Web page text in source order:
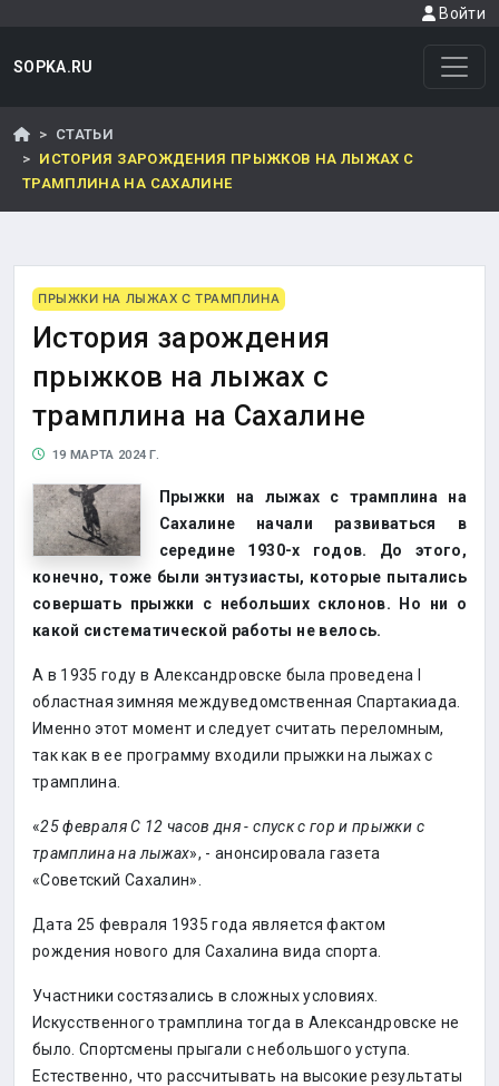
Войти
SOPKA.RU
СТАТЬИ
ИСТОРИЯ ЗАРОЖДЕНИЯ ПРЫЖКОВ НА ЛЫЖАХ С
ТРАМПЛИНА НА САХАЛИНЕ
ПРЫЖКИ НА ЛЫЖАХ С ТРАМПЛИНА
История зарождения
прыжков на лыжах с
трамплина на Сахалине
19 МАРТА 2024 Г.
Прыжки на лыжах с трамплина на
Сахалине начали развиваться в
середине 1930-х годов. До этого,
конечно, тоже были энтузиасты, которые пытались
совершать прыжки с небольших склонов. Но ни о
какой систематической работы не велось.
А в 1935 году в Александровске была проведена I
областная зимняя междуведомственная Спартакиада.
Именно этот момент и следует считать переломным,
так как в ее программу входили прыжки на лыжах с
трамплина.
«25 февраля С 12 часов дня - спуск с гор и прыжки с
трамплина на лыжах», - анонсировала газета
«Советский Сахалин».
Дата 25 февраля 1935 года является фактом
рождения нового для Сахалина вида спорта.
Участники состязались в сложных условиях.
Искусственного трамплина тогда в Александровске не
было. Спортсмены прыгали с небольшого уступа.
Естественно, что рассчитывать на высокие результаты